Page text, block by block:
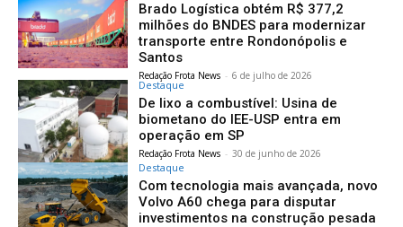
Brado Logística obtém R$ 377,2
milhões do BNDES para modernizar
transporte entre Rondonópolis e
Santos
Redação Frota News - 6 de julho de 2026
Destaque
De lixo a combustível: Usina de
biometano do IEE-USP entra em
operação em SP
Redação Frota News - 30 de junho de 2026
Destaque
Com tecnologia mais avançada, novo
Volvo A60 chega para disputar
investimentos na construção pesada